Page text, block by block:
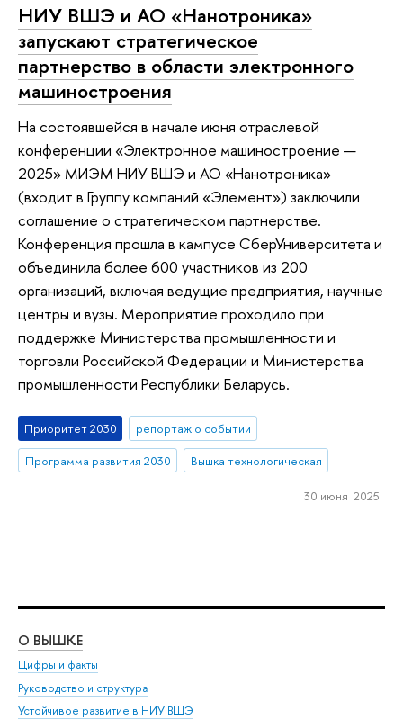
НИУ ВШЭ и АО «Нанотроника»
запускают стратегическое
партнерство в области электронного
машиностроения
На состоявшейся в начале июня отраслевой
конференции «Электронное машиностроение —
2025» МИЭМ НИУ ВШЭ и АО «Нанотроника»
(входит в Группу компаний «Элемент») заключили
соглашение о стратегическом партнерстве.
Конференция прошла в кампусе СберУниверситета и
объединила более 600 участников из 200
организаций, включая ведущие предприятия, научные
центры и вузы. Мероприятие проходило при
поддержке Министерства промышленности и
торговли Российской Федерации и Министерства
промышленности Республики Беларусь.
Приоритет 2030
репортаж о событии
Программа развития 2030
Вышка технологическая
30 июня 2025
О ВЫШКЕ
Цифры и факты
Руководство и структура
Устойчивое развитие в НИУ ВШЭ